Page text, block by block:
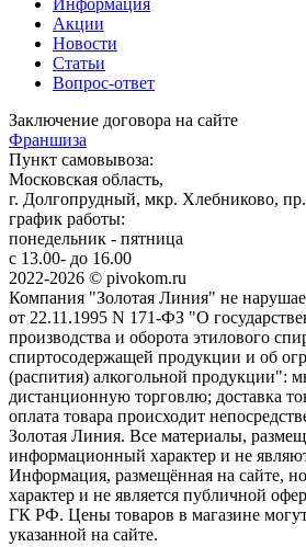
Информация
Акции
Новости
Статьи
Вопрос-ответ
Заключение договора на сайте
Франшиза
Пункт самовывоза:
Московская область,
г. Долгопрудный, мкр. Хлебниково,
график работы:
понедельник - пятница
с 13.00- до 16.00
2022-2026 © pivokom.ru
Компания "Золотая Линия" не
от 22.11.1995 N 171-ФЗ "О
производства и оборота этилового
спиртосодержащей продукции и об
(распития) алкогольной продукции":
дистанционную торговлю; доставка
оплата товара происходит
Золотая Линия. Все материалы,
информационный характер и не
Информация, размещённая на сайте,
характер и не является публичной
ГК РФ. Цены товаров в магазине
указанной на сайте.